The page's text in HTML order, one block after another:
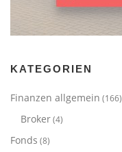
KATEGORIEN
Finanzen allgemein (166)
Broker(4)
Fonds (8)